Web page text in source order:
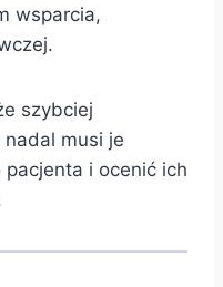
wsparcia,
szybciej
nadal musi je
i ocenić ich